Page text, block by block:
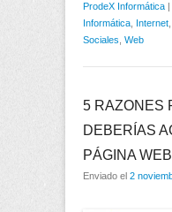
ProdeX Informática |
Informática Internet
Sociales Web
5 RAZONES
DEBERÍAS
PÁGINA WEB
Enviado el 2